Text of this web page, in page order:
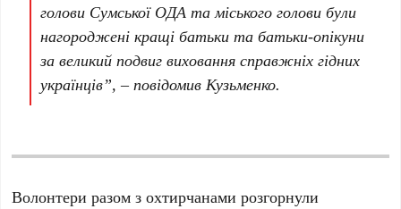
голови Сумської ОДА та міського голови були
нагороджені кращі батьки та батьки-опікуни
за великий подвиг виховання справжніх гідних
українців”, – повідомив Кузьменко.
Волонтери разом з охтирчанами розгорнули